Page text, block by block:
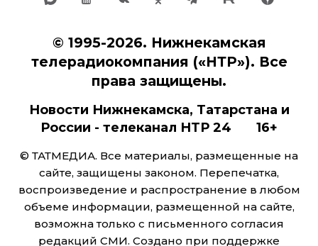
© 1995-2026. Нижнекамская
телерадиокомпания («НТР»). Все
права защищены.
Новости Нижнекамска, Татарстана и
России - телеканал НТР 24 16+
© ТАТМЕДИА. Все материалы, размещенные на
сайте, защищены законом. Перепечатка,
воспроизведение и распространение в любом
объеме информации, размещенной на сайте,
возможна только с письменного согласия
редакций СМИ. Создано при поддержке